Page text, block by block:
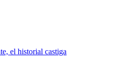
el historial castiga